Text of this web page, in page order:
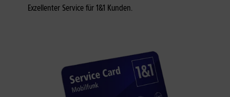
Exzellenter Service für 1&1 Kunden.